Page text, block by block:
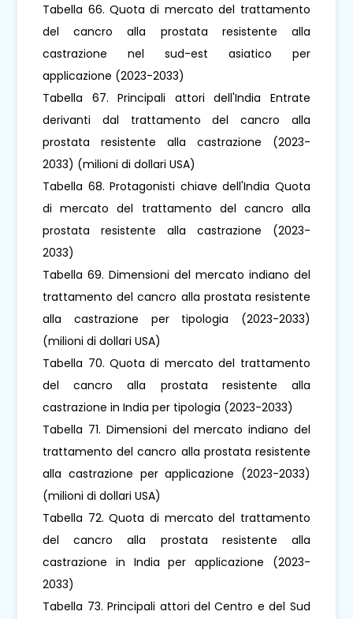
Tabella 66. Quota di mercato del trattamento
del cancro alla prostata resistente alla
castrazione nel sud-est asiatico per
applicazione (2023-2033)
Tabella 67. Principali attori dell'India Entrate
derivanti dal trattamento del cancro alla
prostata resistente alla castrazione (2023-
2033) (milioni di dollari USA)
Tabella 68. Protagonisti chiave dell'India Quota
di mercato del trattamento del cancro alla
prostata resistente alla castrazione (2023-
2033)
Tabella 69. Dimensioni del mercato indiano del
trattamento del cancro alla prostata resistente
alla castrazione per tipologia (2023-2033)
(milioni di dollari USA)
Tabella 70. Quota di mercato del trattamento
del cancro alla prostata resistente alla
castrazione in India per tipologia (2023-2033)
Tabella 71. Dimensioni del mercato indiano del
trattamento del cancro alla prostata resistente
alla castrazione per applicazione (2023-2033)
(milioni di dollari USA)
Tabella 72. Quota di mercato del trattamento
del cancro alla prostata resistente alla
castrazione in India per applicazione (2023-
2033)
Tabella 73. Principali attori del Centro e del Sud